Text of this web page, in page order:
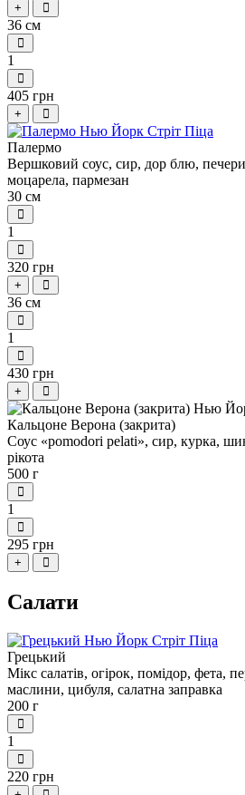
+
36 см
1
405 грн
+
Палермо
Вершковий соус, сир, дор блю,
моцарела, пармезан
30 см
1
320 грн
+
36 см
1
430 грн
+
Кальцоне Верона (закрита)
Соус «pomodori pelati», сир, курка,
рікота
500 г
1
295 грн
+
Салати
Грецький
Мікс салатів, огірок, помідор, фета,
маслини, цибуля, салатна заправка
200 г
1
220 грн